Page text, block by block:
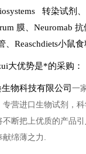
转染试剂
膜 Neuromab 抗
Reaschdiets小鼠
大优势是*的采购 ：
物科技有限公司 一
营进口生物试剂，科
不断把上优质的产品
绵薄之力.